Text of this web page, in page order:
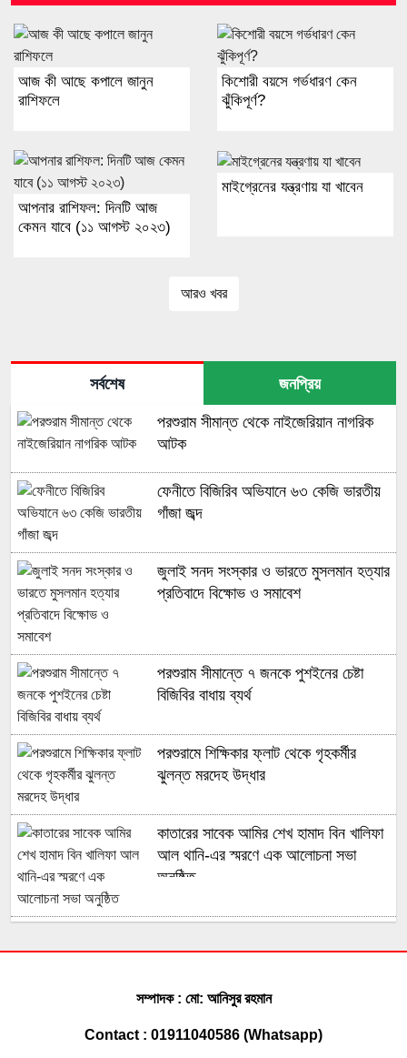
আজ কী আছে কপালে জানুন
রাশিফলে
কিশোরী বয়সে গর্ভধারণ কেন
ঝুঁকিপূর্ণ?
আপনার রাশিফল: দিনটি আজ
কেমন যাবে (১১ আগস্ট ২০২৩)
মাইগ্রেনের যন্ত্রণায় যা খাবেন
আরও খবর
সর্বশেষ জনপ্রিয়
পরশুরাম সীমান্ত থেকে নাইজেরিয়ান নাগরিক
আটক
ফেনীতে বিজিরিব অভিযানে ৬৩ কেজি ভারতীয়
গাঁজা জব্দ
জুলাই সনদ সংস্কার ও ভারতে মুসলমান হত্যার
প্রতিবাদে বিক্ষোভ ও সমাবেশ
পরশুরাম সীমান্তে ৭ জনকে পুশইনের চেষ্টা
বিজিবির বাধায় ব্যর্থ
পরশুরামে শিক্ষিকার ফ্লাট থেকে গৃহকর্মীর
ঝুলন্ত মরদেহ উদ্ধার
কাতারের সাবেক আমির শেখ হামাদ বিন খালিফা
আল থানি-এর স্মরণে এক আলোচনা সভা
অনুষ্ঠিত
লোকালয়ে পানি ঢুকেছে
পণ্য জব্দ করেছে বিজিবি
সম্পাদক : মো: আনিসুর রহমান
Contact : 01911040586 (Whatsapp)